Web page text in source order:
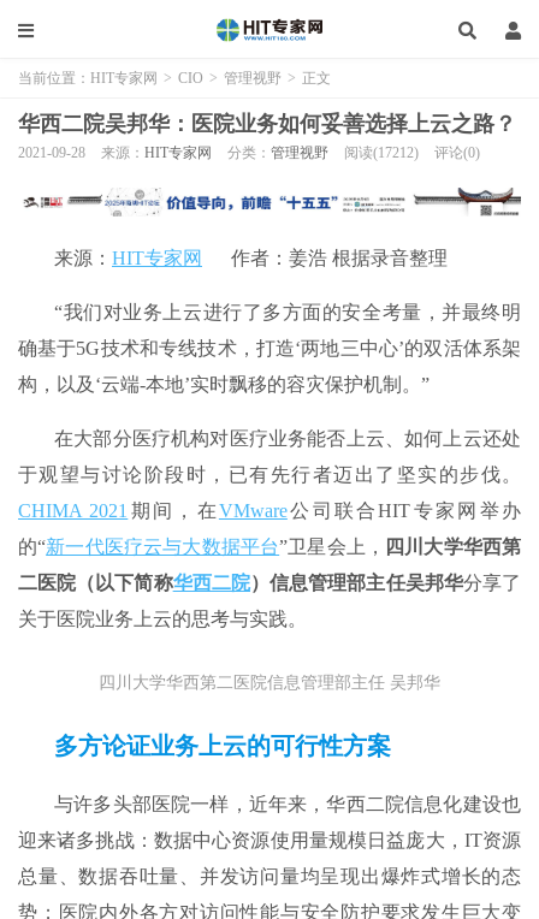
当前位置： HIT专家网 > CIO > 管理视野 > 正文
华西二院吴邦华：医院业务如何妥善选择上云之路？
2021-09-28 来源： HIT专家网 分类： 管理视野 阅读(17212) 评论(0)
来源： HIT专家网 作者：姜浩 根据录音整理
“我们对业务上云进行了多方面的安全考量，并最终明
确基于5G技术和专线技术，打造‘两地三中心’的双活体系架
构，以及‘云端-本地’实时飘移的容灾保护机制。”
在大部分医疗机构对医疗业务能否上云、如何上云还处
于观望与讨论阶段时，已有先行者迈出了坚实的步伐。
CHIMA 2021 期间，在VMware公司联合HIT专家网举办
的“新一代医疗云与大数据平台”卫星会上， 四川大学华西第
二医院（以下简称华西二院）信息管理部主任吴邦华分享了
关于医院业务上云的思考与实践。
四川大学华西第二医院信息管理部主任 吴邦华
多方论证业务上云的可行性方案
与许多头部医院一样，近年来，华西二院信息化建设也
迎来诸多挑战：数据中心资源使用量规模日益庞大，IT资源
总量、数据吞吐量、并发访问量均呈现出爆炸式增长的态
势；医院内外各方对访问性能与安全防护要求发生巨大变